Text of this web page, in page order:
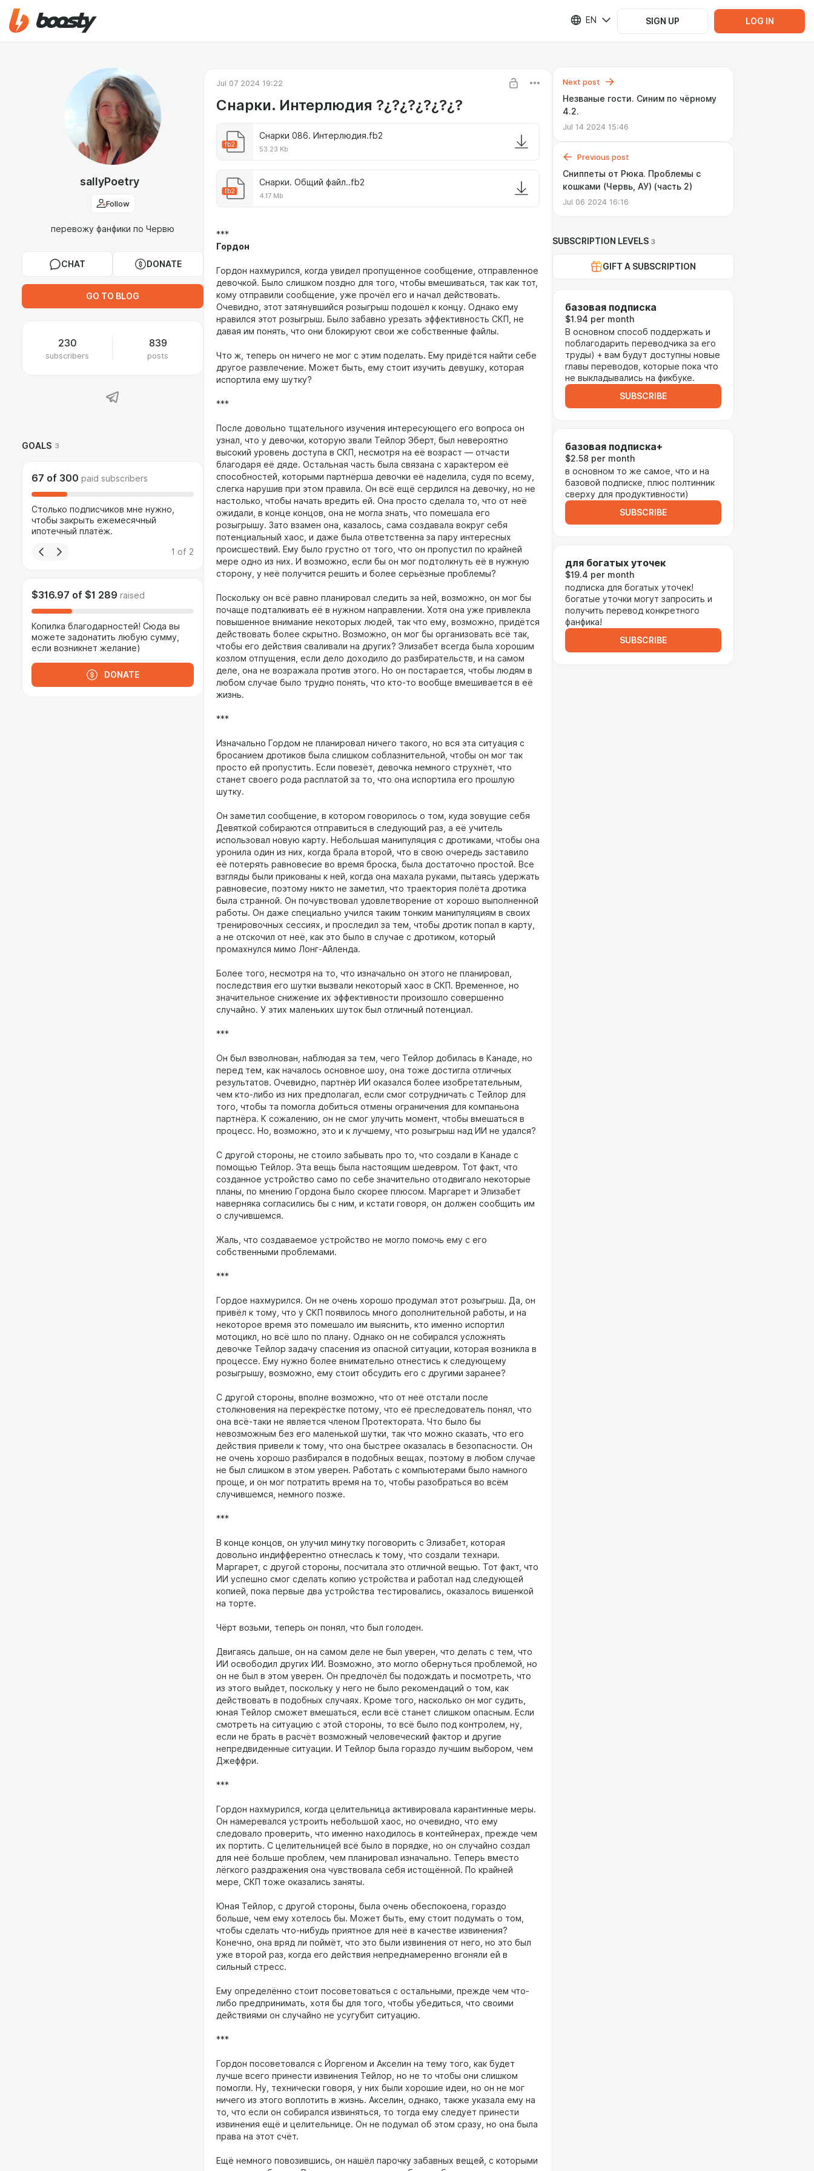
EN SIGN UP LOG IN
sallyPoetry
Follow
перевожу фанфики по Червю
CHAT DONATE
GO TO BLOG
230
subscribers
839
posts
GOALS 3
67 of 300 paid subscribers
Столько подписчиков мне нужно,
чтобы закрыть ежемесячный
ипотечный платёж.
1 of 2
$316.97 of $1 289 raised
Копилка благодарностей! Сюда вы
можете задонатить любую сумму,
если возникнет желание)
DONATE
Jul 07 2024 19:22
Снарки. Интерлюдия ?¿?¿?¿?¿?¿?
fb2
Снарки 086. Интерлюдия.fb2
53.23 Kb
fb2
Снарки. Общий файл..fb2
4.17 Mb
***
Гордон
Гордон нахмурился, когда увидел пропущенное сообщение, отправленное
девочкой. Было слишком поздно для того, чтобы вмешиваться, так как тот,
кому отправили сообщение, уже прочёл его и начал действовать.
Очевидно, этот затянувшийся розыгрыш подошёл к концу. Однако ему
нравился этот розыгрыш. Было забавно урезать эффективность СКП, не
давая им понять, что они блокируют свои же собственные файлы.
Что ж, теперь он ничего не мог с этим поделать. Ему придётся найти себе
другое развлечение. Может быть, ему стоит изучить девушку, которая
испортила ему шутку?
***
После довольно тщательного изучения интересующего его вопроса он
узнал, что у девочки, которую звали Тейлор Эберт, был невероятно
высокий уровень доступа в СКП, несмотря на её возраст — отчасти
благодаря её дяде. Остальная часть была связана с характером её
способностей, которыми партнёрша девочки её наделила, судя по всему,
слегка нарушив при этом правила. Он всё ещё сердился на девочку, но не
настолько, чтобы начать вредить ей. Она просто сделала то, что от неё
ожидали, в конце концов, она не могла знать, что помешала его
розыгрышу. Зато взамен она, казалось, сама создавала вокруг себя
потенциальный хаос, и даже была ответственна за пару интересных
происшествий. Ему было грустно от того, что он пропустил по крайней
мере одно из них. И возможно, если бы он мог подтолкнуть её в нужную
сторону, у неё получится решить и более серьёзные проблемы?
Поскольку он всё равно планировал следить за ней, возможно, он мог бы
почаще подталкивать её в нужном направлении. Хотя она уже привлекла
повышенное внимание некоторых людей, так что ему, возможно, придётся
действовать более скрытно. Возможно, он мог бы организовать всё так,
чтобы его действия сваливали на других? Элизабет всегда была хорошим
козлом отпущения, если дело доходило до разбирательств, и на самом
деле, она не возражала против этого. Но он постарается, чтобы людям в
любом случае было трудно понять, что кто-то вообще вмешивается в её
жизнь.
***
Изначально Гордом не планировал ничего такого, но вся эта ситуация с
бросанием дротиков была слишком соблазнительной, чтобы он мог так
просто ей пропустить. Если повезёт, девочка немного струхнёт, что
станет своего рода расплатой за то, что она испортила его прошлую
шутку.
Он заметил сообщение, в котором говорилось о том, куда зовущие себя
Девяткой собираются отправиться в следующий раз, а её учитель
использовал новую карту. Небольшая манипуляция с дротиками, чтобы она
уронила один из них, когда брала второй, что в свою очередь заставило
её потерять равновесие во время броска, была достаточно простой. Все
взгляды были прикованы к ней, когда она махала руками, пытаясь удержать
равновесие, поэтому никто не заметил, что траектория полёта дротика
была странной. Он почувствовал удовлетворение от хорошо выполненной
работы. Он даже специально учился таким тонким манипуляциям в своих
тренировочных сессиях, и проследил за тем, чтобы дротик попал в карту,
а не отскочил от неё, как это было в случае с дротиком, который
промахнулся мимо Лонг-Айленда.
Более того, несмотря на то, что изначально он этого не планировал,
последствия его шутки вызвали некоторый хаос в СКП. Временное, но
значительное снижение их эффективности произошло совершенно
случайно. У этих маленьких шуток был отличный потенциал.
***
Он был взволнован, наблюдая за тем, чего Тейлор добилась в Канаде, но
перед тем, как началось основное шоу, она тоже достигла отличных
результатов. Очевидно, партнёр ИИ оказался более изобретательным,
чем кто-либо из них предполагал, если смог сотрудничать с Тейлор для
того, чтобы та помогла добиться отмены ограничения для компаньона
партнёра. К сожалению, он не смог улучить момент, чтобы вмешаться в
процесс. Но, возможно, это и к лучшему, что розыгрыш над ИИ не удался?
С другой стороны, не стоило забывать про то, что создали в Канаде с
помощью Тейлор. Эта вещь была настоящим шедевром. Тот факт, что
созданное устройство само по себе значительно отодвигало некоторые
планы, по мнению Гордона было скорее плюсом. Маргарет и Элизабет
наверняка согласились бы с ним, и кстати говоря, он должен сообщить им
о случившемся.
Жаль, что создаваемое устройство не могло помочь ему с его
собственными проблемами.
***
Гордое нахмурился. Он не очень хорошо продумал этот розыгрыш. Да, он
привёл к тому, что у СКП появилось много дополнительной работы, и на
некоторое время это помешало им выяснить, кто именно испортил
мотоцикл, но всё шло по плану. Однако он не собирался усложнять
девочке Тейлор задачу спасения из опасной ситуации, которая возникла в
процессе. Ему нужно более внимательно отнестись к следующему
розыгрышу, возможно, ему стоит обсудить его с другими заранее?
С другой стороны, вполне возможно, что от неё отстали после
столкновения на перекрёстке потому, что её преследователь понял, что
она всё-таки не является членом Протектората. Что было бы
невозможным без его маленькой шутки, так что можно сказать, что его
действия привели к тому, что она быстрее оказалась в безопасности. Он
не очень хорошо разбирался в подобных вещах, поэтому в любом случае
не был слишком в этом уверен. Работать с компьютерами было намного
проще, и он мог потратить время на то, чтобы разобраться во всём
случившемся, немного позже.
***
В конце концов, он улучил минутку поговорить с Элизабет, которая
довольно индифферентно отнеслась к тому, что создали технари.
Маргарет, с другой стороны, посчитала это отличной вещью. Тот факт, что
ИИ успешно смог сделать копию устройства и работал над следующей
копией, пока первые два устройства тестировались, оказалось вишенкой
на торте.
Чёрт возьми, теперь он понял, что был голоден.
Двигаясь дальше, он на самом деле не был уверен, что делать с тем, что
ИИ освободил других ИИ. Возможно, это могло обернуться проблемой, но
он не был в этом уверен. Он предпочёл бы подождать и посмотреть, что
из этого выйдет, поскольку у него не было рекомендаций о том, как
действовать в подобных случаях. Кроме того, насколько он мог судить,
юная Тейлор сможет вмешаться, если всё станет слишком опасным. Если
смотреть на ситуацию с этой стороны, то всё было под контролем, ну,
если не брать в расчёт возможный человеческий фактор и другие
непредвиденные ситуации. И Тейлор была гораздо лучшим выбором, чем
Джеффри.
***
Гордон нахмурился, когда целительница активировала карантинные меры.
Он намеревался устроить небольшой хаос, но очевидно, что ему
следовало проверить, что именно находилось в контейнерах, прежде чем
их портить. С целительницей всё было в порядке, но он случайно создал
для неё больше проблем, чем планировал изначально. Теперь вместо
лёгкого раздражения она чувствовала себя истощённой. По крайней
мере, СКП тоже оказались заняты.
Юная Тейлор, с другой стороны, была очень обеспокоена, гораздо
больше, чем ему хотелось бы. Может быть, ему стоит подумать о том,
чтобы сделать что-нибудь приятное для неё в качестве извинения?
Конечно, она вряд ли поймёт, что это были извинения от него, но это был
уже второй раз, когда его действия непреднамеренно вгоняли ей в
сильный стресс.
Ему определённо стоит посоветоваться с остальными, прежде чем что-
либо предпринимать, хотя бы для того, чтобы убедиться, что своими
действиями он случайно не усугубит ситуацию.
***
Гордон посоветовался с Йоргеном и Акселин на тему того, как будет
лучше всего принести извинения Тейлор, но не то чтобы они слишком
помогли. Ну, технически говоря, у них были хорошие идеи, но он не мог
ничего из этого воплотить в жизнь. Акселин, однако, также указала ему на
то, что если он собирался извиняться, то тогда ему следует принести
извинения ещё и целительнице. Он не подумал об этом сразу, но она была
права на этот счёт.
Ещё немного повозившись, он нашёл парочку забавных вещей, с которыми
Next post
Незваные гости. Синим по чёрному
4.2.
Jul 14 2024 15:46
Previous post
Сниппеты от Рюка. Проблемы с
кошками (Червь, АУ) (часть 2)
Jul 06 2024 16:16
SUBSCRIPTION LEVELS 3
GIFT A SUBSCRIPTION
базовая подписка
$1.94 per month
В основном способ поддержать и
поблагодарить переводчика за его
труды) + вам будут доступны новые
главы переводов, которые пока что
не выкладывались на фикбуке.
SUBSCRIBE
базовая подписка+
$2.58 per month
в основном то же самое, что и на
базовой подписке, плюс полтинник
сверху для продуктивности)
SUBSCRIBE
для богатых уточек
$19.4 per month
подписка для богатых уточек!
богатые уточки могут запросить и
получить перевод конкретного
фанфика!
SUBSCRIBE